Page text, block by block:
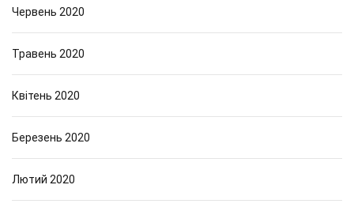
Червень 2020
Травень 2020
Квітень 2020
Березень 2020
Лютий 2020